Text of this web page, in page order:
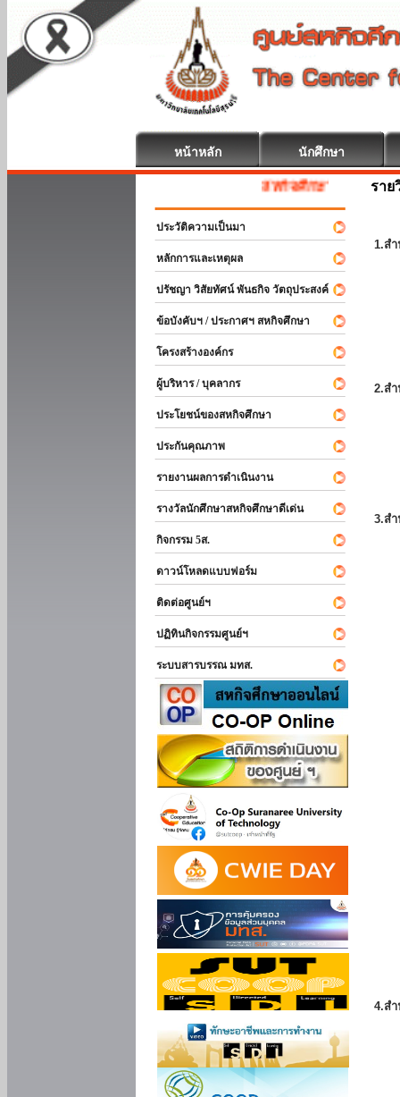
หน้าหลัก นักศึกษา
สหกิจศึกษา ยินดีต้อนรับ
ประวัติความเป็นมา
หลักการและเหตุผล
ปรัชญา วิสัยทัศน์ พันธกิจ วัตถุประสงค์
ข้อบังคับฯ / ประกาศฯ สหกิจศึกษา
โครงสร้างองค์กร
ผู้บริหาร / บุคลากร
ประโยชน์ของสหกิจศึกษา
ประกันคุณภาพ
รายงานผลการดำเนินงาน
รางวัลนักศึกษาสหกิจศึกษาดีเด่น
กิจกรรม 5ส.
ดาวน์โหลดแบบฟอร์ม
ติดต่อศูนย์ฯ
ปฏิทินกิจกรรมศูนย์ฯ
ระบบสารบรรณ มทส.
ราย
1.ส
2.ส
3.ส
4.ส